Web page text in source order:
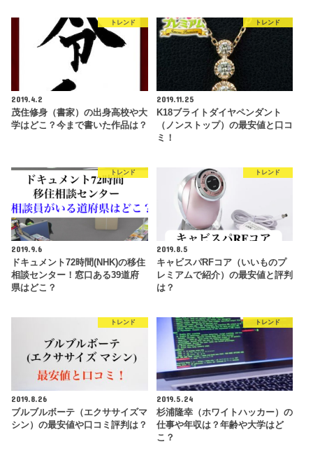
トレンド
2019.4.2
茂住修身（書家）の出身高校や大
学はどこ？今まで書いた作品は？
トレンド
2019.11.25
K18ブライトダイヤペンダント
（ノンストップ）の最安値と口コ
ミ！
トレンド
2019.9.6
ドキュメント72時間(NHK)の移住
相談センター！窓口ある39道府
県はどこ？
トレンド
2019.8.5
キャビスパRFコア（いいものプ
レミアムで紹介）の最安値と評判
は？
トレンド
2019.8.26
ブルブルボーテ（エクササイズマ
シン）の最安値や口コミ評判は？
トレンド
2019.5.24
杉浦隆幸（ホワイトハッカー）の
仕事や年収は？年齢や大学はど
こ？